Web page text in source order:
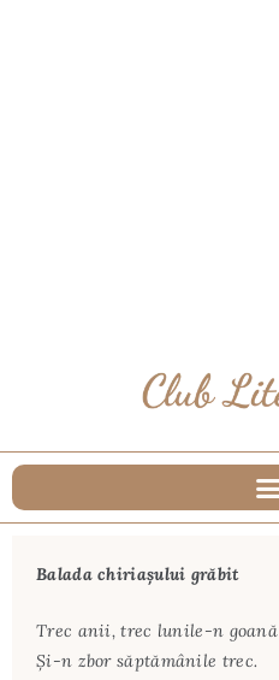
Balada chiriaşului grăbit
Trec anii, trec lunile-n goană
Şi-n zbor săptămânile trec.